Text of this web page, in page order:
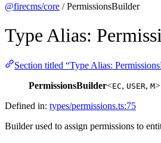
@firecms/core / PermissionsBuilder
Type Alias:
Section titled “Type Alias:
PermissionsBuilder<EC, USER, M
Defined in: types/permissions.ts:75
Builder used to assign permissions to